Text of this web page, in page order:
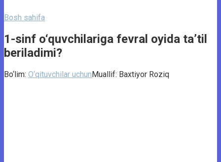
Bosh sahifa
1-sinf o‘quvchilariga fevral oyida ta’til
beriladimi?
Bo‘lim: O‘qituvchilar uchunMuallif: Baxtiyor Roziq